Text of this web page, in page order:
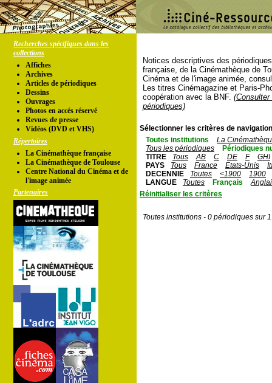
Recherches spécifiques dans les
collections
Affiches
Archives
Articles de périodiques
Dessins
Ouvrages
Photos en accés réservé
Revues de presse
Vidéos (DVD et VHS)
Répertoires
La Cinémathèque française
La Cinémathèque de Toulouse
Centre National du Cinéma et de
l'image animée
Partenaires
Notices descriptives des
française, de la Cinémathèque de
Cinéma et de l'image animée,
Les titres Cinémagazine et Paris-
coopération avec la BNF.
périodiques)
Sélectionner les critères de
Toutes institutions
La
Tous les périodiques
Périodiques
TITRE
Tous AB C DE F
GHI
PAYS
Tous France Etats-Unis
DECENNIE
Toutes <1900
1900
LANGUE
Toutes Français
Réinitialiser les critères
Toutes institutions - 0 périodiques sur